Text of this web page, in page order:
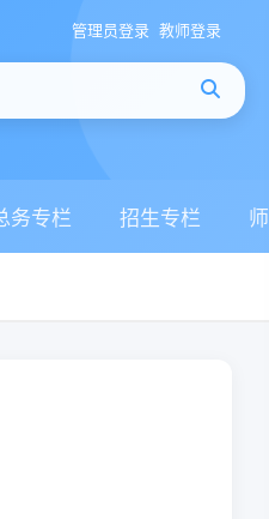
管理员登录 教师登录
务专栏 招生专栏